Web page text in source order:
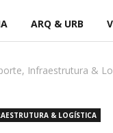
ARQ & URB
Infraestrutura &
& LOGÍSTICA